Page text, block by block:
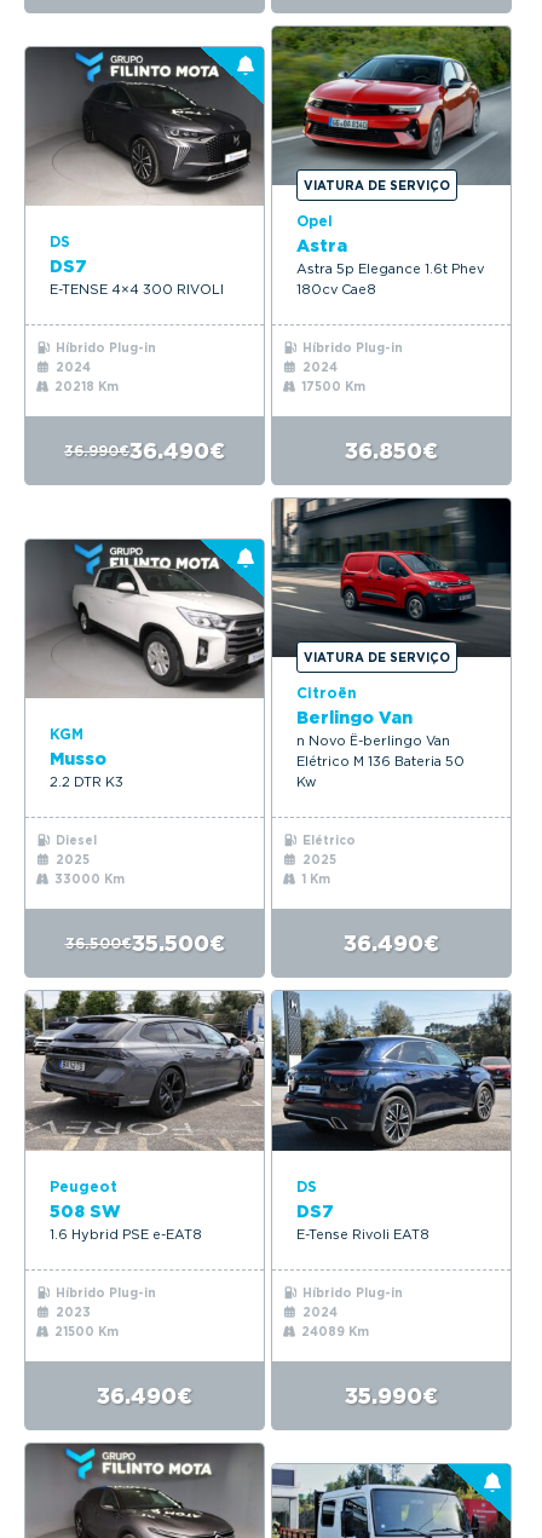
DS
DS7
E-TENSE 4×4 300 RIVOLI
Híbrido Plug-in
2024
20218 Km
36.990€36.490€
VIATURA DE SERVIÇO
Opel
Astra
Astra 5p Elegance 1.6t Phev
180cv Cae8
Híbrido Plug-in
2024
17500 Km
36.850€
KGM
Musso
2.2 DTR K3
Diesel
2025
33000 Km
36.500€35.500€
VIATURA DE SERVIÇO
Citroën
Berlingo Van
n Novo Ë-berlingo Van
Elétrico M 136 Bateria 50
Kw
Elétrico
2025
1 Km
36.490€
Peugeot
508 SW
1.6 Hybrid PSE e-EAT8
Híbrido Plug-in
2023
21500 Km
36.490€
DS
DS7
E-Tense Rivoli EAT8
Híbrido Plug-in
2024
24089 Km
35.990€